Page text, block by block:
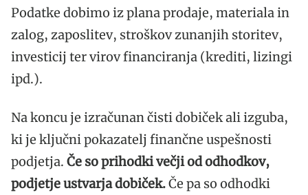
Podatke dobimo iz plana prodaje, materiala in
zalog, zaposlitev, stroškov zunanjih storitev,
investicij ter virov financiranja (krediti, lizingi
ipd.).
Na koncu je izračunan čisti dobiček ali izguba,
ki je ključni pokazatelj finančne uspešnosti
podjetja. Če so prihodki večji od odhodkov,
podjetje ustvarja dobiček.Če pa so odhodki